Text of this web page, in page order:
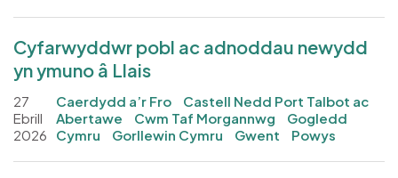
Cyfarwyddwr pobl ac adnoddau newydd
yn ymuno â Llais
27
Ebrill
2026
Caerdydd a’r Fro
Castell Nedd Port Talbot ac
Abertawe
Cwm Taf Morgannwg
Gogledd
Cymru
Gorllewin Cymru Gwent Powys